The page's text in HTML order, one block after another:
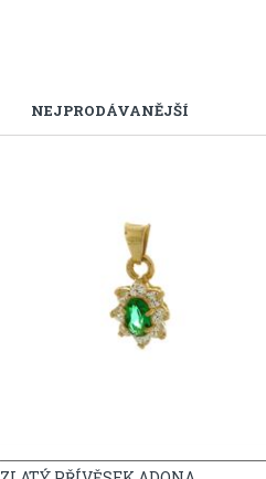
NEJPRODÁVANĚJŠÍ